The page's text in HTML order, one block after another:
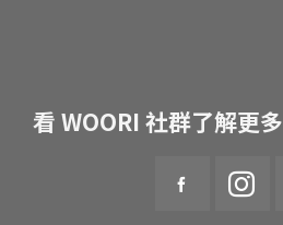
看 WOORI 社群了解更多